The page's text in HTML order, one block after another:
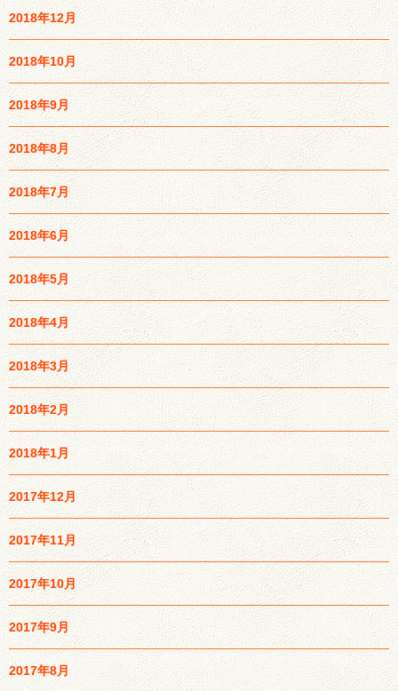
2018年12月
2018年10月
2018年9月
2018年8月
2018年7月
2018年6月
2018年5月
2018年4月
2018年3月
2018年2月
2018年1月
2017年12月
2017年11月
2017年10月
2017年9月
2017年8月